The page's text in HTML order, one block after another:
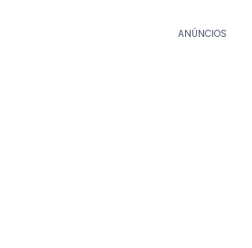
ANÚNCIOS